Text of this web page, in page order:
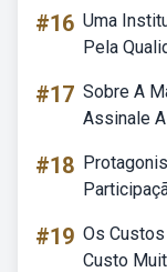
#16 Uma
Pela
#17 Sobre A
Assinale
#18
#19 Os
Custo